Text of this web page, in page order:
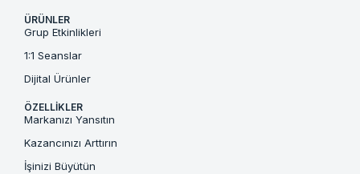
ÜRÜNLER
Grup Etkinlikleri
1:1 Seanslar
Dijital Ürünler
ÖZELLIKLER
Markanızı Yansıtın
Kazancınızı Arttırın
İşinizi Büyütün